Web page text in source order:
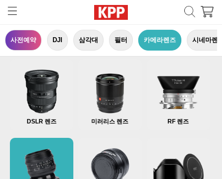
사전예약 DJI 삼각대 필터 카메라렌즈 시네마렌
DSLR 렌즈 미러리스 렌즈 RF 렌즈